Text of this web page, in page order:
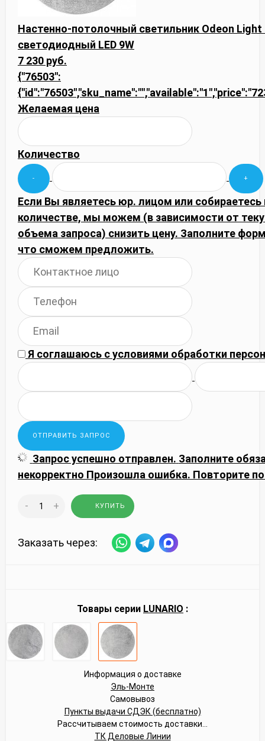
Настенно-потолочный светильник Odeon Light
светодиодный LED 9W
7 230 руб.
{"76503":
Желаемая цена
Количество
Если Вы являетесь юр. лицом или
количестве, мы можем (в зависимости от
объема запроса) снизить цену. Заполните
что сможем предложить.
Я соглашаюсь сусловиями обработки
Запрос успешно отправлен. Заполните
некорректно Произошла ошибка. Повторите
- + КУПИТЬ
Заказать через:
Товары серии LUNARIO :
Информация о доставке
Эль-Монте
Самовывоз
Пункты выдачи СДЭК (бесплатно)
Рассчитываем стоимость доставки...
ТК Деловые Линии